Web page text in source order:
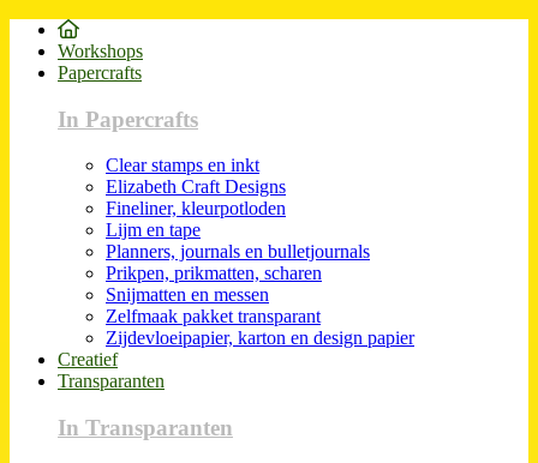
Workshops
Papercrafts
In Papercrafts
Clear stamps en inkt
Elizabeth Craft Designs
Fineliner, kleurpotloden
Lijm en tape
Planners, journals en bulletjournals
Prikpen, prikmatten, scharen
Snijmatten en messen
Zelfmaak pakket transparant
Zijdevloeipapier, karton en design papier
Creatief
Transparanten
In Transparanten